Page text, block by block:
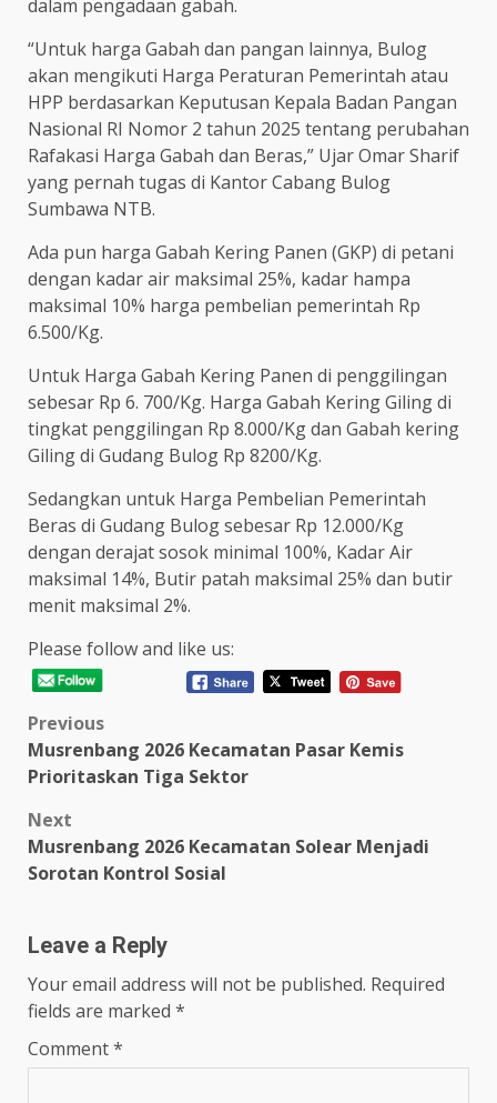
dalam pengadaan gabah.
“Untuk harga Gabah dan pangan lainnya, Bulog
akan mengikuti Harga Peraturan Pemerintah atau
HPP berdasarkan Keputusan Kepala Badan Pangan
Nasional RI Nomor 2 tahun 2025 tentang perubahan
Rafakasi Harga Gabah dan Beras,” Ujar Omar Sharif
yang pernah tugas di Kantor Cabang Bulog
Sumbawa NTB.
Ada pun harga Gabah Kering Panen (GKP) di petani
dengan kadar air maksimal 25%, kadar hampa
maksimal 10% harga pembelian pemerintah Rp
6.500/Kg.
Untuk Harga Gabah Kering Panen di penggilingan
sebesar Rp 6. 700/Kg. Harga Gabah Kering Giling di
tingkat penggilingan Rp 8.000/Kg dan Gabah kering
Giling di Gudang Bulog Rp 8200/Kg.
Sedangkan untuk Harga Pembelian Pemerintah
Beras di Gudang Bulog sebesar Rp 12.000/Kg
dengan derajat sosok minimal 100%, Kadar Air
maksimal 14%, Butir patah maksimal 25% dan butir
menit maksimal 2%.
Please follow and like us:
Post
navigation
Previous
Musrenbang 2026 Kecamatan Pasar Kemis
Prioritaskan Tiga Sektor
Next
Musrenbang 2026 Kecamatan Solear Menjadi
Sorotan Kontrol Sosial
Leave a Reply
Your email address will not be published. Required
fields are marked *
Comment*